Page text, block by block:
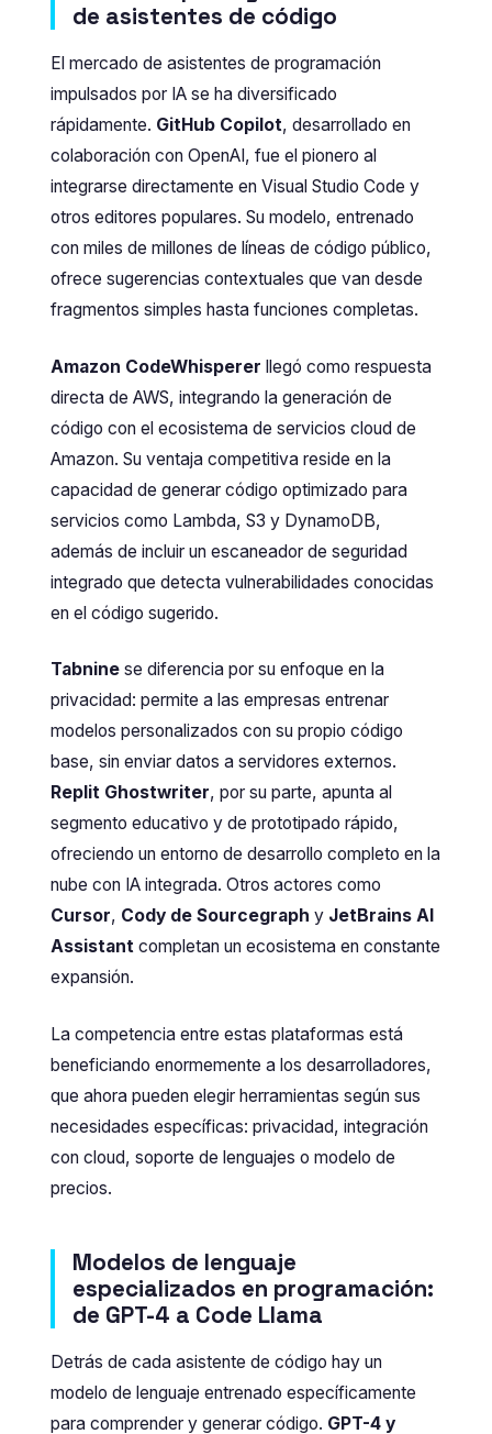
de asistentes de código
El mercado de asistentes de programación
impulsados por IA se ha diversificado
rápidamente. GitHub Copilot, desarrollado en
colaboración con OpenAI, fue el pionero al
integrarse directamente en Visual Studio Code y
otros editores populares. Su modelo, entrenado
con miles de millones de líneas de código público,
ofrece sugerencias contextuales que van desde
fragmentos simples hasta funciones completas.
Amazon CodeWhisperer llegó como respuesta
directa de AWS, integrando la generación de
código con el ecosistema de servicios cloud de
Amazon. Su ventaja competitiva reside en la
capacidad de generar código optimizado para
servicios como Lambda, S3 y DynamoDB,
además de incluir un escaneador de seguridad
integrado que detecta vulnerabilidades conocidas
en el código sugerido.
Tabnine se diferencia por su enfoque en la
privacidad: permite a las empresas entrenar
modelos personalizados con su propio código
base, sin enviar datos a servidores externos.
Replit Ghostwriter, por su parte, apunta al
segmento educativo y de prototipado rápido,
ofreciendo un entorno de desarrollo completo en la
nube con IA integrada. Otros actores como
Cursor, Cody de Sourcegraph y JetBrains AI
Assistant completan un ecosistema en constante
expansión.
La competencia entre estas plataformas está
beneficiando enormemente a los desarrolladores,
que ahora pueden elegir herramientas según sus
necesidades específicas: privacidad, integración
con cloud, soporte de lenguajes o modelo de
precios.
Modelos de lenguaje
especializados en programación:
de GPT-4 a Code Llama
Detrás de cada asistente de código hay un
modelo de lenguaje entrenado específicamente
para comprender y generar código. GPT-4 y